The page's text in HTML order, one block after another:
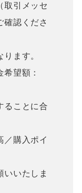
取引メッセ
確認くださ
ます。
望額：
ることに合
購入ポイ
いいたしま